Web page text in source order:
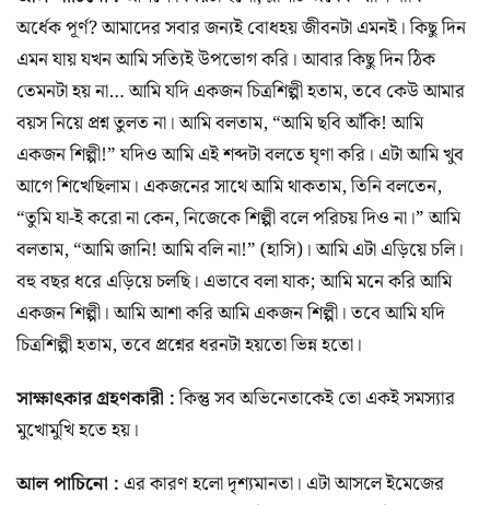
অর্ধেক পূর্ণ? আমাদের সবার জন্যই বোধহয় জীবনটা এমনই। কিছু দিন
এমন যায় যখন আমি সত্যিই উপভোগ করি। আবার কিছু দিন ঠিক
তেমনটা হয় না… আমি যদি একজন চিত্রশিল্পী হতাম, তবে কেউ আমার
বয়স নিয়ে প্রশ্ন তুলত না। আমি বলতাম, “আমি ছবি আঁকি! আমি
একজন শিল্পী!” যদিও আমি এই শব্দটা বলতে ঘৃণা করি। এটা আমি খুব
আগে শিখেছিলাম। একজনের সাথে আমি থাকতাম, তিনি বলতেন,
“তুমি যা-ই করো না কেন, নিজেকে শিল্পী বলে পরিচয় দিও না।” আমি
বলতাম, “আমি জানি! আমি বলি না!” (হাসি)। আমি এটা এড়িয়ে চলি।
বহু বছর ধরে এড়িয়ে চলছি। এভাবে বলা যাক; আমি মনে করি আমি
একজন শিল্পী। আমি আশা করি আমি একজন শিল্পী। তবে আমি যদি
চিত্রশিল্পী হতাম, তবে প্রশ্নের ধরনটা হয়তো ভিন্ন হতো।
সাক্ষাৎকার গ্রহণকারী :কিন্তু সব অভিনেতাকেই তো একই সমস্যার
মুখোমুখি হতে হয়।
আল পাচিনো :এর কারণ হলো দৃশ্যমানতা। এটা আসলে ইমেজের